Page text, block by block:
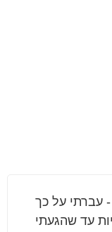
עברתי על כך
עד שהגעתי